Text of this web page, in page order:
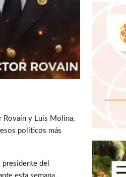
Rovaín y Luis Molina,
políticos más
del